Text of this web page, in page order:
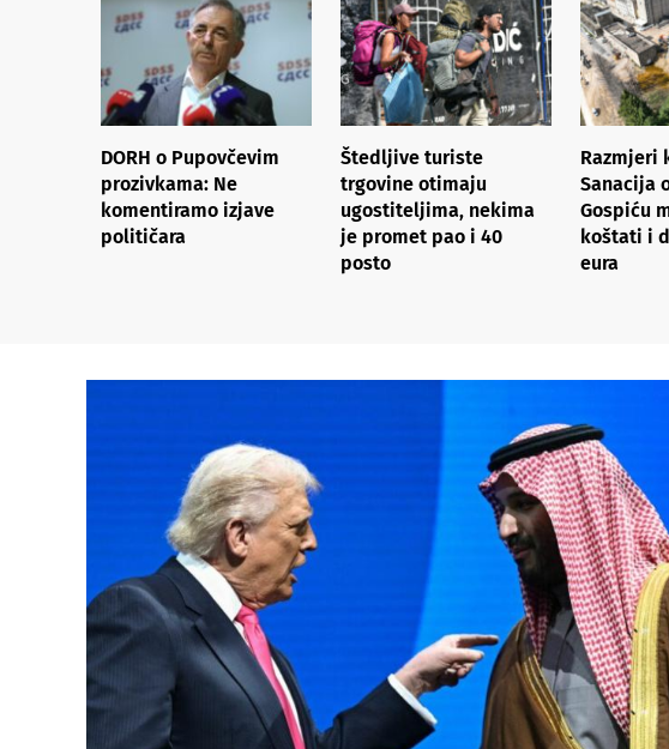
DORH o Pupovčevim
prozivkama: Ne
komentiramo izjave
političara
Štedljive turiste
trgovine otimaju
ugostiteljima, nekima
je promet pao i 40
posto
Razmjeri
Sanacija
Gospiću
koštati i
eura